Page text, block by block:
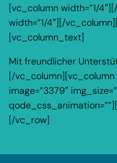
[vc_column width=”1/
width=”1/4″][/
[vc_column_text]
Mit freundlicher
[/vc_column][vc_column
image=”3379″
[/vc_row]